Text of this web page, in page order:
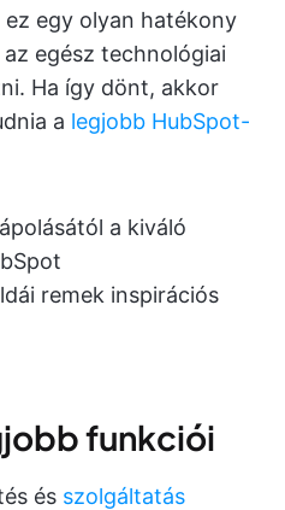
egy olyan hatékony
egész technológiai
Ha így dönt, akkor
a legjobb HubSpot-
a kiváló
remek inspirációs
funkciói
és szolgáltatás